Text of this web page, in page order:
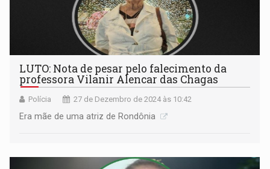
LUTO: Nota de pesar pelo falecimento da
professora Vilanir Alencar das Chagas
Polícia 27 de Dezembro de 2024 às 10:42
Era mãe de uma atriz de Rondônia